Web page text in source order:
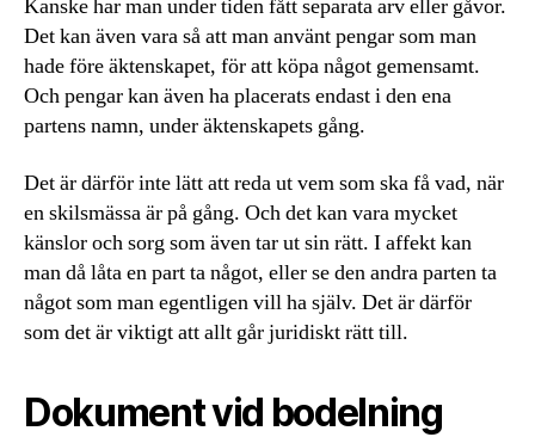
Kanske har man under tiden fått separata arv eller gåvor.
Det kan även vara så att man använt pengar som man
hade före äktenskapet, för att köpa något gemensamt.
Och pengar kan även ha placerats endast i den ena
partens namn, under äktenskapets gång.
Det är därför inte lätt att reda ut vem som ska få vad, när
en skilsmässa är på gång. Och det kan vara mycket
känslor och sorg som även tar ut sin rätt. I affekt kan
man då låta en part ta något, eller se den andra parten ta
något som man egentligen vill ha själv. Det är därför
som det är viktigt att allt går juridiskt rätt till.
Dokument vid bodelning